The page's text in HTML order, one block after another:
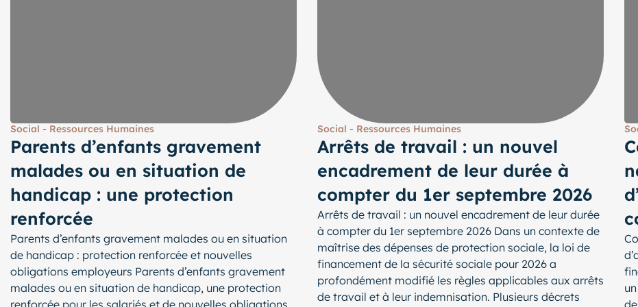
Social - Ressources Humaines
Parents d’enfants gravement
malades ou en situation de
handicap : une protection
renforcée
Parents d’enfants gravement malades ou en situation
de handicap : protection renforcée et nouvelles
obligations employeurs Parents d’enfants gravement
malades ou en situation de handicap, une protection
Social - Ressources Humaines
Arrêts de travail : un nouvel
encadrement de leur durée à
compter du 1er septembre 2026
Arrêts de travail : un nouvel encadrement de leur durée
à compter du 1er septembre 2026 Dans un contexte de
maîtrise des dépenses de protection sociale, la loi de
financement de la sécurité sociale pour 2026 a
profondément modifié les règles applicables aux arrêts
de travail et à leur indemnisation. Plusieurs décrets